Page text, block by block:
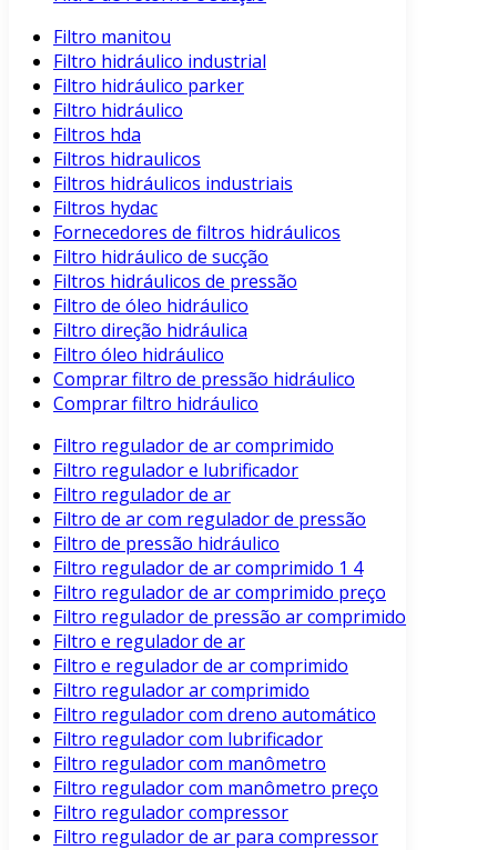
Filtro manitou
Filtro hidráulico industrial
Filtro hidráulico parker
Filtro hidráulico
Filtros hda
Filtros hidraulicos
Filtros hidráulicos industriais
Filtros hydac
Fornecedores de filtros hidráulicos
Filtro hidráulico de sucção
Filtros hidráulicos de pressão
Filtro de óleo hidráulico
Filtro direção hidráulica
Filtro óleo hidráulico
Comprar filtro de pressão hidráulico
Comprar filtro hidráulico
Filtro regulador de ar comprimido
Filtro regulador e lubrificador
Filtro regulador de ar
Filtro de ar com regulador de pressão
Filtro de pressão hidráulico
Filtro regulador de ar comprimido 1 4
Filtro regulador de ar comprimido preço
Filtro regulador de pressão ar comprimido
Filtro e regulador de ar
Filtro e regulador de ar comprimido
Filtro regulador ar comprimido
Filtro regulador com dreno automático
Filtro regulador com lubrificador
Filtro regulador com manômetro
Filtro regulador com manômetro preço
Filtro regulador compressor
Filtro regulador de ar para compressor